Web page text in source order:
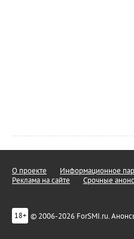
О проекте Информационное
Реклама на сайте
Срочные
18+ © 2006-2026 ForSMI.ru.